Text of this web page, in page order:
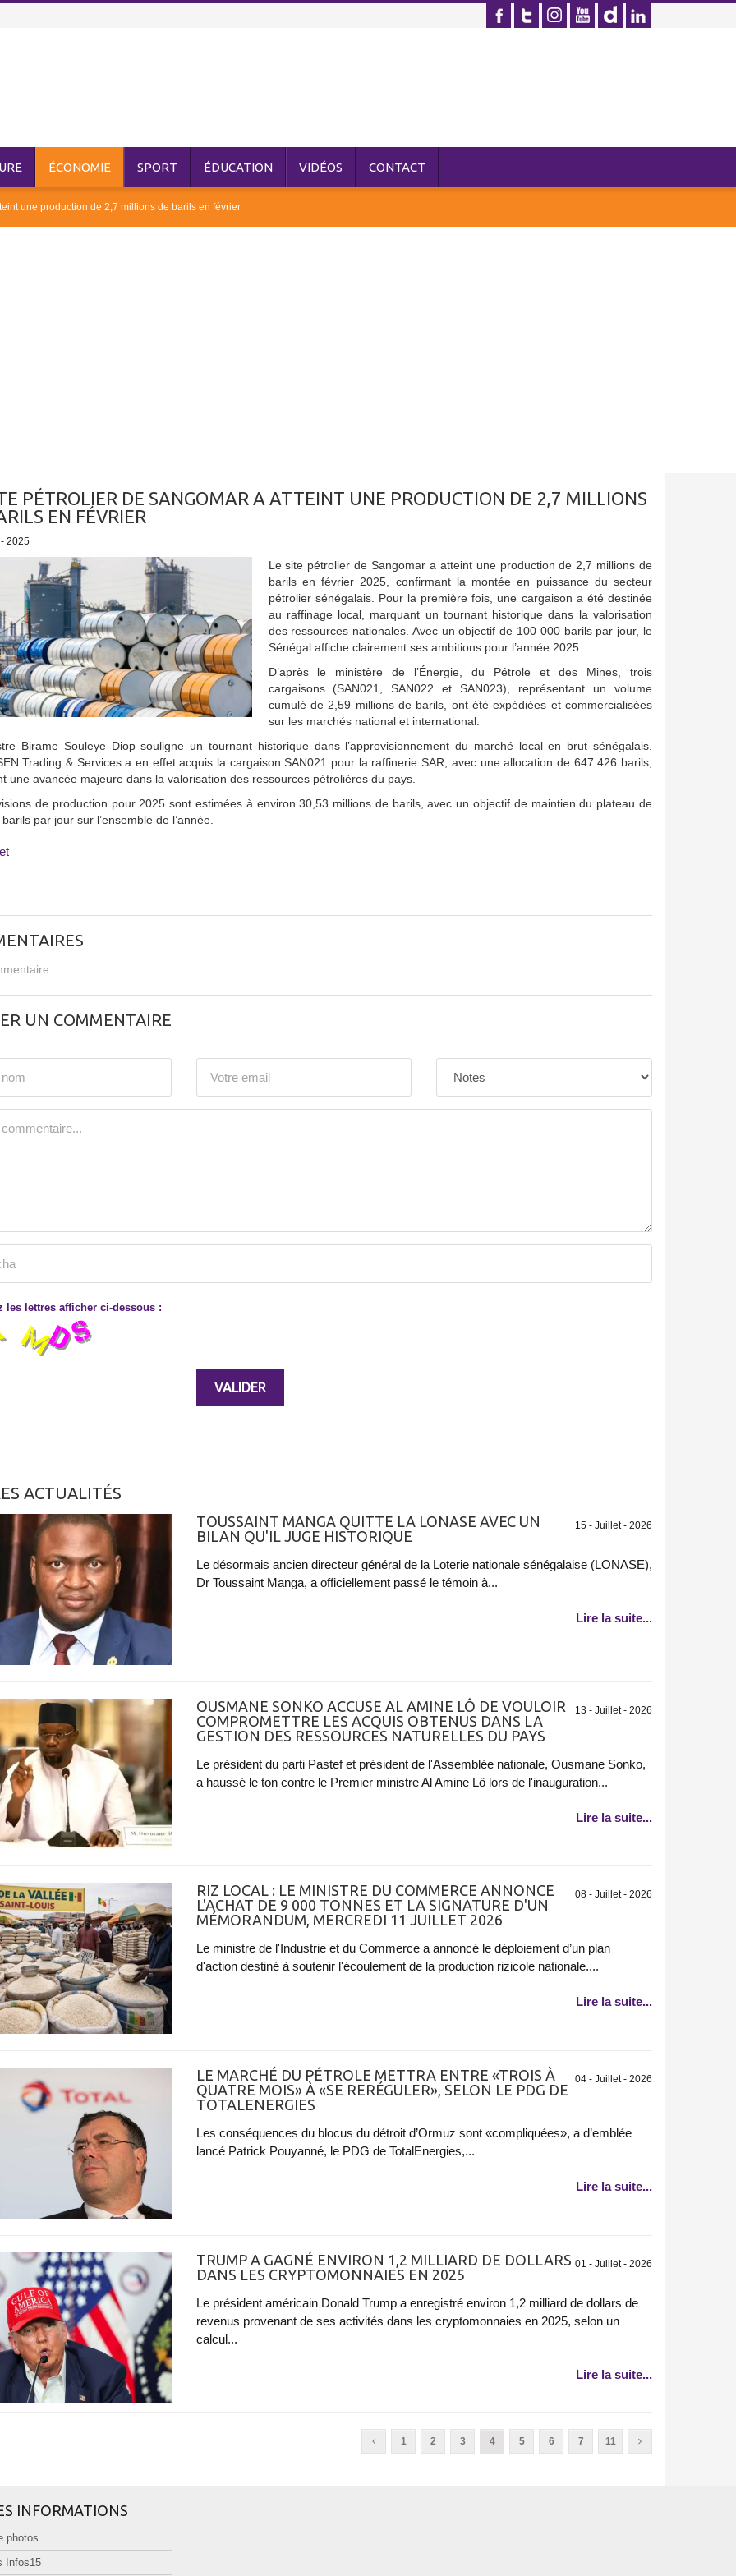
ÉCONOMIE SPORT ÉDUCATION VIDÉOS CONTACT
une production de 2,7 millions de barils en février
PÉTROLIER DE SANGOMAR A ATTEINT UNE PRODUCTION DE 2,7 MILLIONS
EN FÉVRIER
2025
Le site pétrolier de Sangomar a atteint une production de 2,7 millions de
barils en février 2025, confirmant la montée en puissance du secteur
pétrolier sénégalais. Pour la première fois, une cargaison a été destinée
au raffinage local, marquant un tournant historique dans la valorisation
des ressources nationales. Avec un objectif de 100 000 barils par jour, le
Sénégal affiche clairement ses ambitions pour l’année 2025.
D’après le ministère de l’Énergie, du Pétrole et des Mines, trois
cargaisons (SAN021, SAN022 et SAN023), représentant un volume
cumulé de 2,59 millions de barils, ont été expédiées et commercialisées
sur les marchés national et international.
Birame Souleye Diop souligne un tournant historique dans l’approvisionnement du marché local en brut sénégalais.
Trading & Services a en effet acquis la cargaison SAN021 pour la raffinerie SAR, avec une allocation de 647 426 barils,
une avancée majeure dans la valorisation des ressources pétrolières du pays.
de production pour 2025 sont estimées à environ 30,53 millions de barils, avec un objectif de maintien du plateau de
par jour sur l’ensemble de l’année.
UN COMMENTAIRE
les lettres afficher ci-dessous :
ACTUALITÉS
15 - Juillet - 2026
TOUSSAINT MANGA QUITTE LA LONASE AVEC UN
BILAN QU'IL JUGE HISTORIQUE
Le désormais ancien directeur général de la Loterie nationale sénégalaise (LONASE),
Dr Toussaint Manga, a officiellement passé le témoin à...
Lire la suite...
13 - Juillet - 2026
OUSMANE SONKO ACCUSE AL AMINE LÔ DE VOULOIR
COMPROMETTRE LES ACQUIS OBTENUS DANS LA
GESTION DES RESSOURCES NATURELLES DU PAYS
Le président du parti Pastef et président de l'Assemblée nationale, Ousmane Sonko,
a haussé le ton contre le Premier ministre Al Amine Lô lors de l'inauguration...
Lire la suite...
08 - Juillet - 2026
RIZ LOCAL : LE MINISTRE DU COMMERCE ANNONCE
L'ACHAT DE 9 000 TONNES ET LA SIGNATURE D'UN
MÉMORANDUM, MERCREDI 11 JUILLET 2026
Le ministre de l'Industrie et du Commerce a annoncé le déploiement d’un plan
d'action destiné à soutenir l'écoulement de la production rizicole nationale....
Lire la suite...
04 - Juillet - 2026
LE MARCHÉ DU PÉTROLE METTRA ENTRE «TROIS À
QUATRE MOIS» À «SE RERÉGULER», SELON LE PDG DE
TOTALENERGIES
Les conséquences du blocus du détroit d’Ormuz sont «compliquées», a d’emblée
lancé Patrick Pouyanné, le PDG de TotalEnergies,...
Lire la suite...
01 - Juillet - 2026
TRUMP A GAGNÉ ENVIRON 1,2 MILLIARD DE DOLLARS
DANS LES CRYPTOMONNAIES EN 2025
Le président américain Donald Trump a enregistré environ 1,2 milliard de dollars de
revenus provenant de ses activités dans les cryptomonnaies en 2025, selon un
calcul...
Lire la suite...
1 2 3 4 5 6 7 11
INFORMATIONS
photos
Infos15